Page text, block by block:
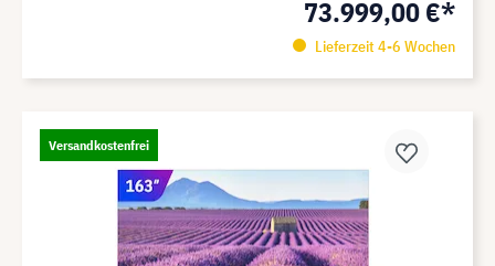
73.999,00 €*
Lieferzeit 4-6 Wochen
Versandkostenfrei